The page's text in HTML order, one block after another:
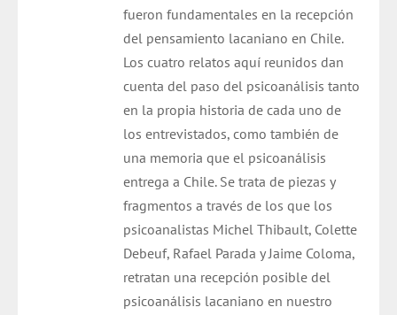
fueron fundamentales en la recepción
del pensamiento lacaniano en Chile.
Los cuatro relatos aquí reunidos dan
cuenta del paso del psicoanálisis tanto
en la propia historia de cada uno de
los entrevistados, como también de
una memoria que el psicoanálisis
entrega a Chile. Se trata de piezas y
fragmentos a través de los que los
psicoanalistas Michel Thibault, Colette
Debeuf, Rafael Parada y Jaime Coloma,
retratan una recepción posible del
psicoanálisis lacaniano en nuestro